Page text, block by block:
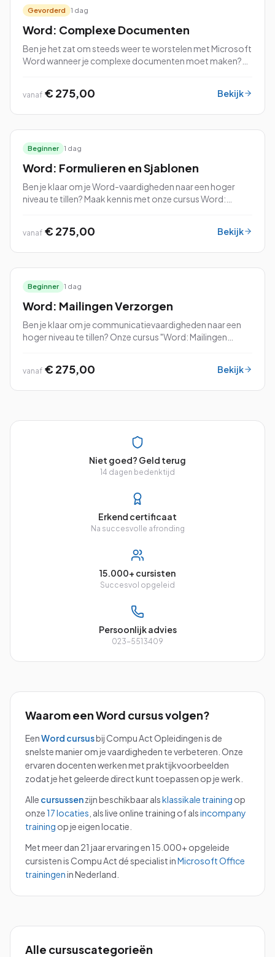
Gevorderd 1 dag
Word: Complexe Documenten
Ben je het zat om steeds weer te worstelen met Microsoft
Word wanneer je complexe documenten moet maken?
van het vak te leren. Tijdens deze cursus duiken we diep in
vanaf € 275,00 Bekijk
Beginner 1 dag
Word: Formulieren en Sjablonen
Ben je klaar om je Word-vaardigheden naar een hoger
niveau te tillen? Maak kennis met onze cursus Word:
vanaf € 275,00 Bekijk
Beginner 1 dag
Word: Mailingen Verzorgen
Ben je klaar om je communicatievaardigheden naar een
hoger niveau te tillen? Onze cursus "Word: Mailingen
vanaf € 275,00 Bekijk
Niet goed? Geld terug
14 dagen bedenktijd
Erkend certificaat
Na succesvolle afronding
15.000+ cursisten
Succesvol opgeleid
Persoonlijk advies
023-5513409
Waarom eenWord cursus volgen?
EenWord cursusbij Compu Act Opleidingen is de
snelste manier om je vaardigheden te verbeteren. Onze
ervaren docenten werken met praktijkvoorbeelden
zodat je het geleerde direct kunt toepassen op je werk.
Alle cursussenzijn beschikbaar alsklassikale training op
onze17 locaties , als live online training of alsincompany
training op je eigen locatie.
Met meer dan 21 jaar ervaring en 15.000+ opgeleide
cursisten is Compu Act dé specialist inMicrosoft Office
trainingenin Nederland.
Alle cursuscategorieën